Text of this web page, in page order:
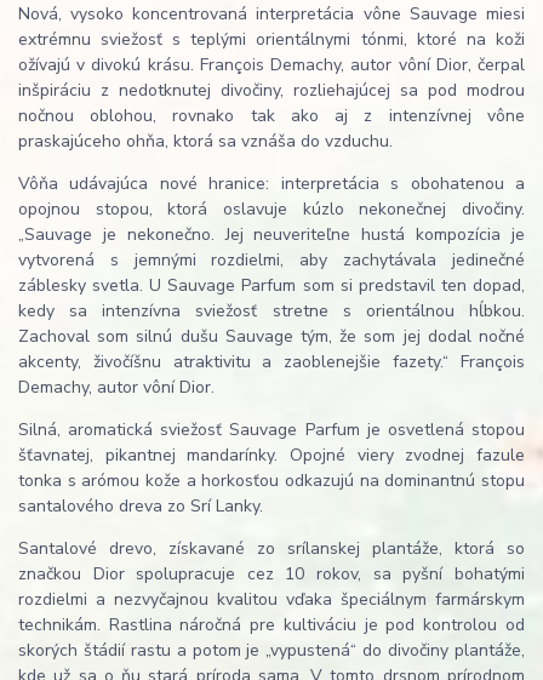
Nová, vysoko koncentrovaná interpretácia vône Sauvage miesi
extrémnu sviežosť s teplými orientálnymi tónmi, ktoré na koži
ožívajú v divokú krásu. François Demachy, autor vôní Dior, čerpal
inšpiráciu z nedotknutej divočiny, rozliehajúcej sa pod modrou
nočnou oblohou, rovnako tak ako aj z intenzívnej vône
praskajúceho ohňa, ktorá sa vznáša do vzduchu.
Vôňa udávajúca nové hranice: interpretácia s obohatenou a
opojnou stopou, ktorá oslavuje kúzlo nekonečnej divočiny.
„Sauvage je nekonečno. Jej neuveriteľne hustá kompozícia je
vytvorená s jemnými rozdielmi, aby zachytávala jedinečné
záblesky svetla. U Sauvage Parfum som si predstavil ten dopad,
kedy sa intenzívna sviežosť stretne s orientálnou hĺbkou.
Zachoval som silnú dušu Sauvage tým, že som jej dodal nočné
akcenty, živočíšnu atraktivitu a zaoblenejšie fazety.“ François
Demachy, autor vôní Dior.
Silná, aromatická sviežosť Sauvage Parfum je osvetlená stopou
šťavnatej, pikantnej mandarínky. Opojné viery zvodnej fazule
tonka s arómou kože a horkosťou odkazujú na dominantnú stopu
santalového dreva zo Srí Lanky.
Santalové drevo, získavané zo srílanskej plantáže, ktorá so
značkou Dior spolupracuje cez 10 rokov, sa pyšní bohatými
rozdielmi a nezvyčajnou kvalitou vďaka špeciálnym farmárskym
technikám. Rastlina náročná pre kultiváciu je pod kontrolou od
skorých štádií rastu a potom je „vypustená“ do divočiny plantáže,